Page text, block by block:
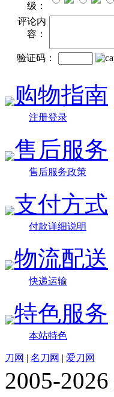
级：
评论内
容：
验证码：
购物指南
注册登录
售后服务
售后服务政策
支付方式
付款详细说明
物流配送
快递运输
特色服务
本站特色
刀网 | 名刀网 | 爱刀网
2005-2026